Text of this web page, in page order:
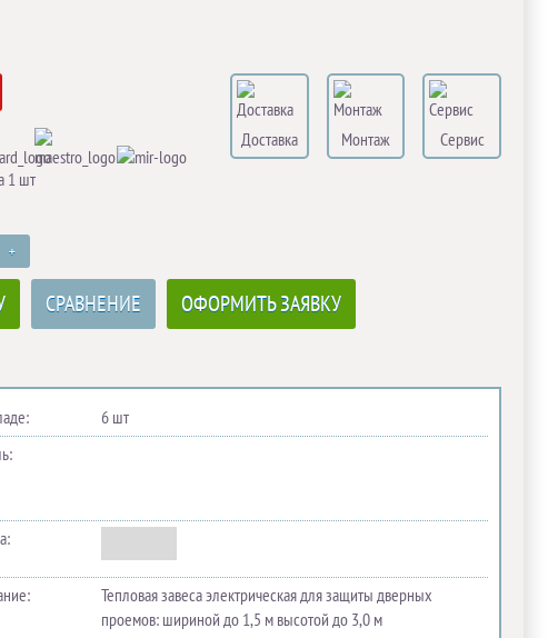
Доставка Монтаж
Сервис
1 шт
+
СРАВНЕНИЕ ОФОРМИТЬ ЗАЯВКУ
6 шт
Тепловая завеса электрическая для защиты дверных
проемов: шириной до 1,5 м высотой до 3,0 м